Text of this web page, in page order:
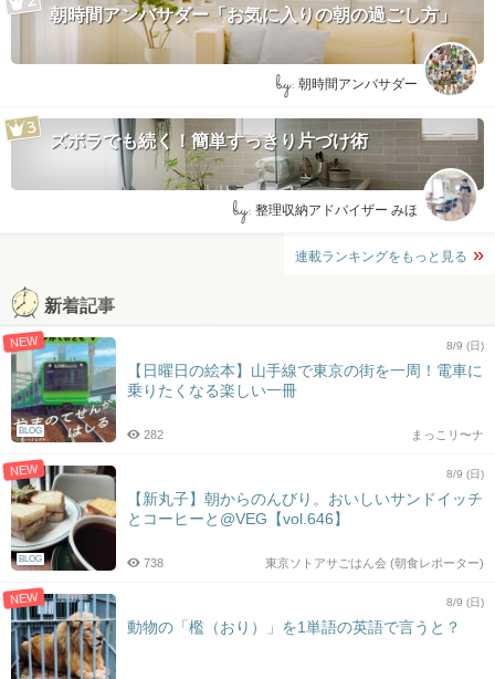
朝時間アンバサダー「お気に入りの朝の過ごし方」
by: 朝時間アンバサダー
ズボラでも続く！簡単すっきり片づけ術
by: 整理収納アドバイザー みほ
連載ランキングをもっと見る
新着記事
NEW
BLOG
8/9 (日)
【日曜日の絵本】山手線で東京の街を一周！電車に
乗りたくなる楽しい一冊
まっこリ〜ナ
282
NEW
BLOG
8/9 (日)
【新丸子】朝からのんびり。おいしいサンドイッチ
とコーヒーと@VEG【vol.646】
東京ソトアサごはん会 (朝食レポーター)
738
NEW 8/9 (日)
動物の「檻（おり）」を1単語の英語で言うと？